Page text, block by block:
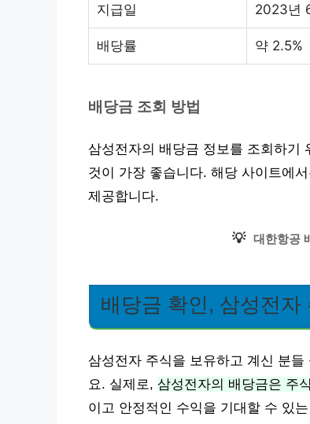
지급일 2023년
배당률 약 2.5%
배당금 조회 방법
삼성전자의 배당금 정보를 조회하기
것이 가장 좋습니다. 해당 사이트에
제공합니다.
💡 대한항공
배당금 확인, 삼성전자
삼성전자 주식을 보유하고 계신 분
요. 실제로, 삼성전자의 배당금은 주
이고 안정적인 수익을 기대할 수 있